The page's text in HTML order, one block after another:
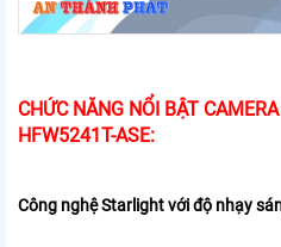
CHỨC NĂNG NỔI BẬT
HFW5241T-ASE:
Công nghệ Starlight với độ nhạy